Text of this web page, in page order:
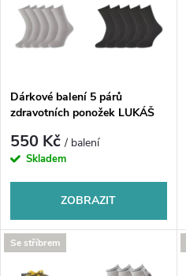
n
p
r
o
d
p
i
s
p
r
d
Dárkové balení 5 párů
zdravotních ponožek LUKÁŠ
550 Kč/ balení
Skladem
ZOBRAZIT
Se stříbrem